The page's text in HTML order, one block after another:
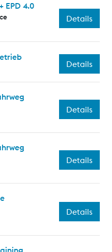
EPD 4.0
Details
Details
Details
Details
Details